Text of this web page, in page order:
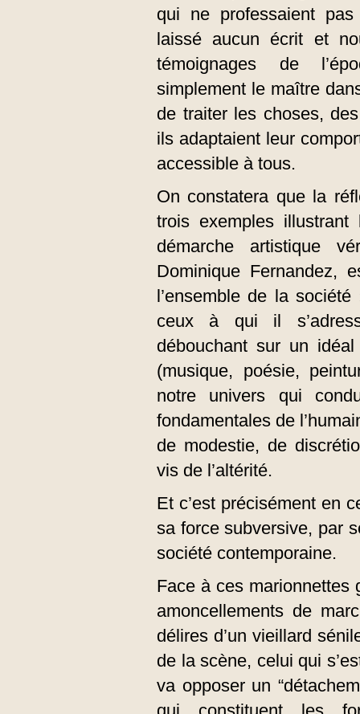
qui ne professaient
laissé aucun écrit et
témoignages de
simplement le maître
de traiter les choses,
ils adaptaient leur
accessible à tous.
On constatera que la
trois exemples
démarche artistique
Dominique Fernandez,
l’ensemble de la société
ceux à qui il
débouchant sur un
(musique, poésie,
notre univers qui
fondamentales de
de modestie, de
vis de l’altérité.
Et c’est précisément en
sa force subversive, par
société contemporaine.
Face à ces marionnettes
amoncellements de
délires d’un vieillard
de la scène, celui qui
va opposer un